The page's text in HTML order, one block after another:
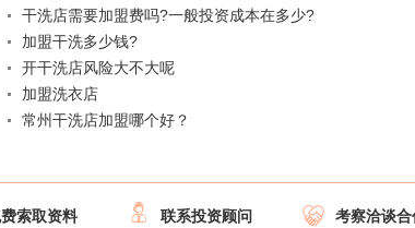
干洗店需要加盟费吗?一般投资成本在多少?
加盟干洗多少钱?
开干洗店风险大不大呢
加盟洗衣店
常州干洗店加盟哪个好？
索取资料  联系投资顾问  考察洽谈合